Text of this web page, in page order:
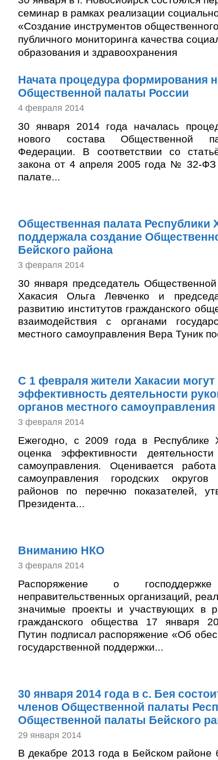
семинар в рамках реализации
«Создание инструментов
публичного мониторинга качества
образования и здравоохранения
Начата процедура формирования
Общественной палаты России
4 февраля 2014
30 января 2014 года началась
нового состава Общественной
Федерации. В соответствии со
закона от 4 апреля 2005 года № 32-
палате...
Общественная палата Республики
поддержала создание
Бейского района
3 февраля 2014
30 января председатель
Хакасия Ольга Левченко и
развитию институтов гражданского
взаимодействия с органами
местного самоуправления Вера Туник
С 1 февраля жители Хакасии могут
эффективность деятельности
органов местного самоуправления
3 февраля 2014
Ежегодно, с 2009 года в Республике
оценка эффективности
самоуправления. Оценивается
самоуправления городских
районов по перечню показателей,
Президента...
Вниманию НКО
3 февраля 2014
Распоряжение о господдержке
неправительственных организаций,
значимые проекты и участвующих в
гражданского общества 17 января
Путин подписал распоряжение «Об
государственной поддержки...
30 января 2014 года в с. Бея
членов Общественной палаты
Общественной палаты Бейского
29 января 2014
В декабре 2013 года в Бейском